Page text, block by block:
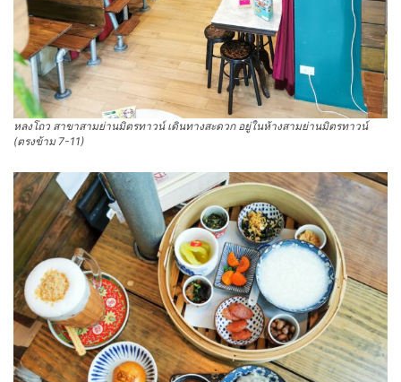
หลงโถว สาขาสามย่านมิตรทาวน์เดินทางสะดวก อยู่ในห้างสามย่านมิตรทาวน์
(ตรงข้าม 7-11)